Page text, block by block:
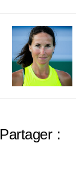
Partager :